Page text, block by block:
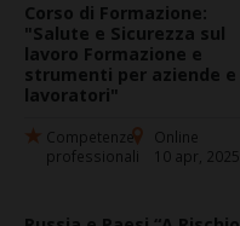
Corso di Formazione:
"Salute e Sicurezza sul
lavoro Formazione e
strumenti per aziende e
lavoratori"
Competenze
professionali
Online
10 apr, 2025